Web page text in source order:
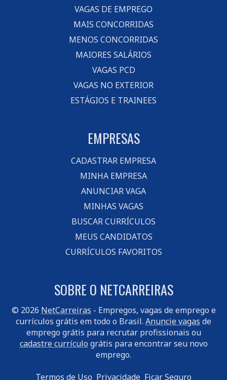
VAGAS DE EMPREGO
MAIS CONCORRIDAS
MENOS CONCORRIDAS
MAIORES SALÁRIOS
VAGAS PCD
VAGAS NO EXTERIOR
ESTÁGIOS E TRAINEES
EMPRESAS
CADASTRAR EMPRESA
MINHA EMPRESA
ANUNCIAR VAGA
MINHAS VAGAS
BUSCAR CURRÍCULOS
MEUS CANDIDATOS
CURRÍCULOS FAVORITOS
SOBRE O NETCARREIRAS
© 2026 NetCarreiras - Empregos, vagas de emprego e
currículos grátis em todo o Brasil. Anuncie vagas de
emprego grátis para recrutar profissionais ou
cadastre currículo grátis para encontrar seu novo
emprego.
Termos de Uso Privacidade Ficar Seguro